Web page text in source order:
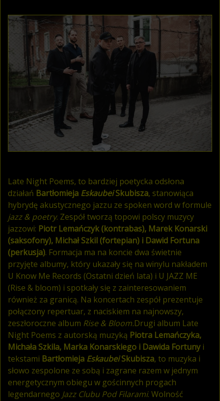
Late Night Poems, to bardziej poetycka odsłona
działań Bartłomieja EskaubeiSkubisza, stanowiąca
hybrydę akustycznego jazzu ze spoken word w formule
jazz & poetry. Zespół tworzą topowi polscy muzycy
jazzowi: Piotr Lemańczyk (kontrabas), Marek Konarski
(saksofony), Michał Szkil (fortepian) i Dawid Fortuna
(perkusja). Formacja ma na koncie dwa świetnie
przyjęte albumy, który ukazały się na winylu nakładem
U Know Me Records (Ostatni dzień lata) i U JAZZ ME
(Rise & bloom) i spotkały się z zainteresowaniem
również za granicą. Na koncertach zespół prezentuje
połączony repertuar, z naciskiem na najnowszy,
zeszłoroczne album Rise & Bloom.Drugi album Late
Night Poems z autorską muzyką Piotra Lemańczyka,
Michała Szkila, Marka Konarskiego i Dawida Fortunyi
tekstami Bartłomieja EskaubeiSkubisza, to muzyka i
słowo zespolone ze sobą i zagrane razem w jednym
energetycznym obiegu w gościnnych progach
legendarnego Jazz Clubu Pod Filarami. Wolność